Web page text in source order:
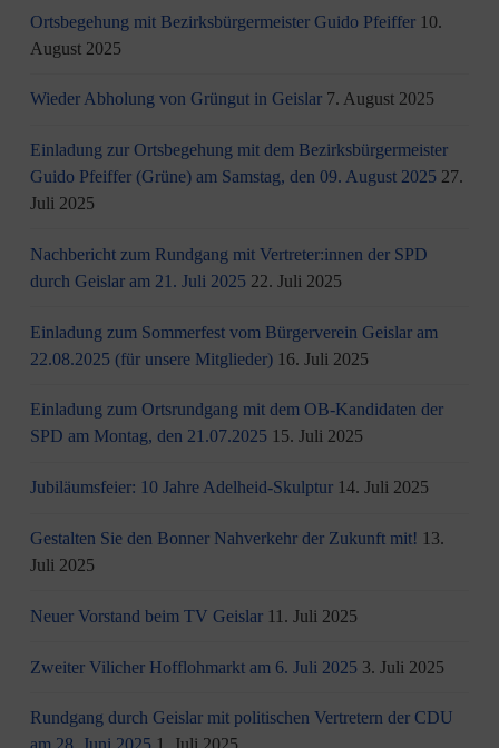
Ortsbegehung mit Bezirksbürgermeister Guido Pfeiffer 10.
August 2025
Wieder Abholung von Grüngut in Geislar 7. August 2025
Einladung zur Ortsbegehung mit dem Bezirksbürgermeister
Guido Pfeiffer (Grüne) am Samstag, den 09. August 2025 27.
Juli 2025
Nachbericht zum Rundgang mit Vertreter:innen der SPD
durch Geislar am 21. Juli 2025 22. Juli 2025
Einladung zum Sommerfest vom Bürgerverein Geislar am
22.08.2025 (für unsere Mitglieder) 16. Juli 2025
Einladung zum Ortsrundgang mit dem OB-Kandidaten der
SPD am Montag, den 21.07.2025 15. Juli 2025
Jubiläumsfeier: 10 Jahre Adelheid-Skulptur 14. Juli 2025
Gestalten Sie den Bonner Nahverkehr der Zukunft mit! 13.
Juli 2025
Neuer Vorstand beim TV Geislar 11. Juli 2025
Zweiter Vilicher Hofflohmarkt am 6. Juli 2025 3. Juli 2025
Rundgang durch Geislar mit politischen Vertretern der CDU